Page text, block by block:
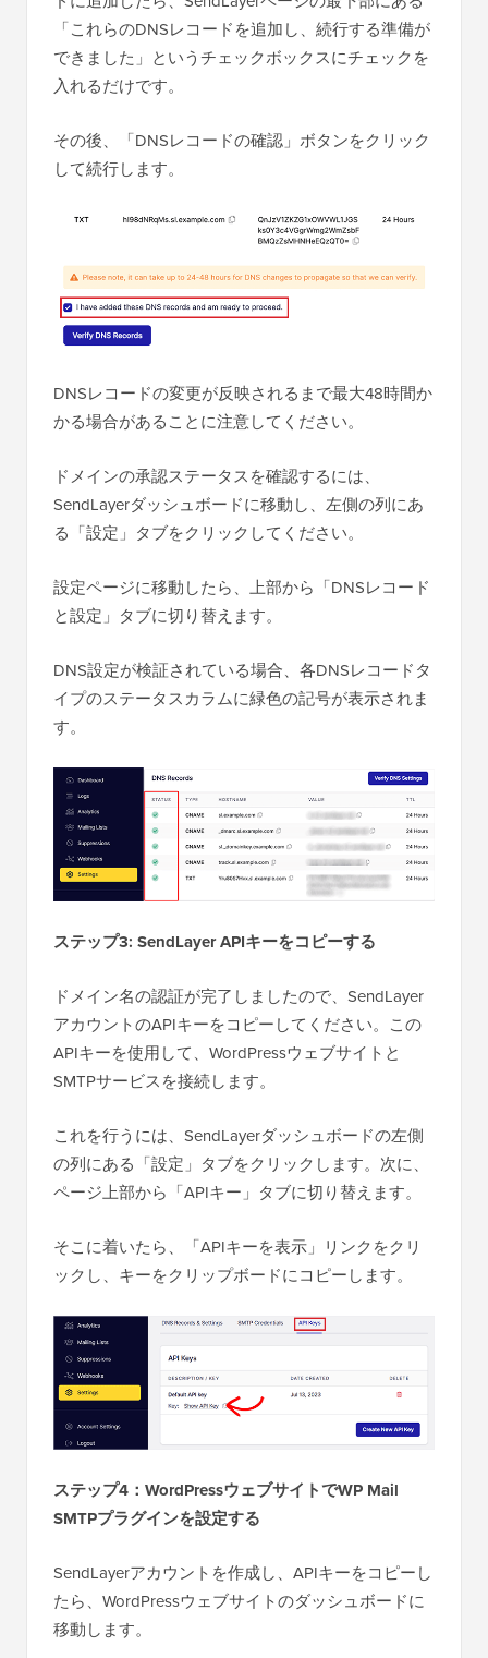
「これらのDNSレコードを追加し、続行する準備が
できました」というチェックボックスにチェックを
入れるだけです。
その後、「DNSレコードの確認」ボタンをクリック
して続行します。
DNSレコードの変更が反映されるまで最大48時間か
かる場合があることに注意してください。
ドメインの承認ステータスを確認するには、
SendLayerダッシュボードに移動し、左側の列にあ
る「設定」タブをクリックしてください。
設定ページに移動したら、上部から「DNSレコード
と設定」タブに切り替えます。
DNS設定が検証されている場合、各DNSレコードタ
イプのステータスカラムに緑色の記号が表示されま
す。
ステップ3: SendLayer APIキーをコピーする
ドメイン名の認証が完了しましたので、SendLayer
アカウントのAPIキーをコピーしてください。この
APIキーを使用して、WordPressウェブサイトと
SMTPサービスを接続します。
これを行うには、SendLayerダッシュボードの左側
の列にある「設定」タブをクリックします。次に、
ページ上部から「APIキー」タブに切り替えます。
そこに着いたら、「APIキーを表示」リンクをクリ
ックし、キーをクリップボードにコピーします。
ステップ4：WordPressウェブサイトでWP Mail
SMTPプラグインを設定する
SendLayerアカウントを作成し、APIキーをコピーし
たら、WordPressウェブサイトのダッシュボードに
移動します。